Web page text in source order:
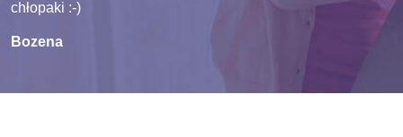
chłopaki :-)
Bozena